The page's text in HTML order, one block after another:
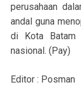
perusahaan
andal guna
di Kota Batam
nasional. (Pay)
Editor : Posman